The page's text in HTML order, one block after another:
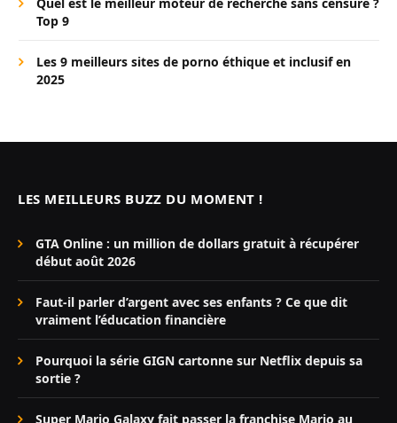
Top 9
Les 9 meilleurs sites de porno éthique et inclusif en
2025
LES MEILLEURS BUZZ DU MOMENT !
GTA Online : un million de dollars gratuit à récupérer
début août 2026
Faut-il parler d’argent avec ses enfants ? Ce que dit
vraiment l’éducation financière
Pourquoi la série GIGN cartonne sur Netflix depuis sa
sortie ?
Super Mario Galaxy fait passer la franchise Mario au